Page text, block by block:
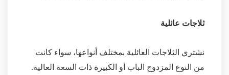
ثلاجات عائلية
نشتري الثلاجات العائلية بمختلف أنواعها، سواء كانت
من النوع المزدوج الباب أو الكبيرة ذات السعة العالية.